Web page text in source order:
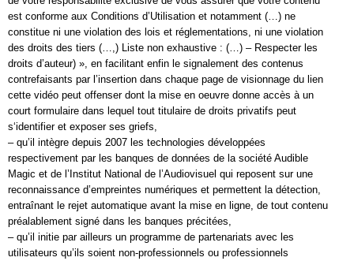
est conforme aux Conditions d’Utilisation et notamment (…) ne
constitue ni une violation des lois et réglementations, ni une violation
des droits des tiers (…,) Liste non exhaustive : (…) – Respecter les
droits d’auteur) », en facilitant enfin le signalement des contenus
contrefaisants par l’insertion dans chaque page de visionnage du lien
cette vidéo peut offenser dont la mise en oeuvre donne accès à un
court formulaire dans lequel tout titulaire de droits privatifs peut
s‘identifier et exposer ses griefs,
– qu’il intègre depuis 2007 les technologies développées
respectivement par les banques de données de la société Audible
Magic et de l’Institut National de l’Audiovisuel qui reposent sur une
reconnaissance d’empreintes numériques et permettent la détection,
entraînant le rejet automatique avant la mise en ligne, de tout contenu
préalablement signé dans les banques précitées,
– qu’il initie par ailleurs un programme de partenariats avec les
utilisateurs qu’ils soient non-professionnels ou professionnels